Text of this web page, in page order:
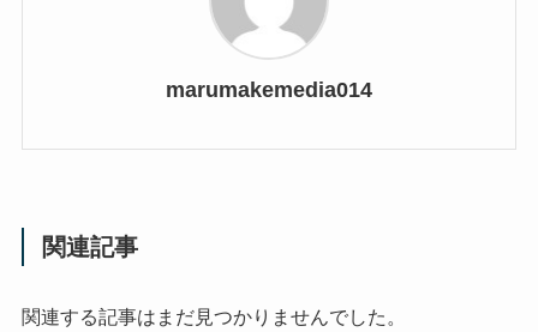
marumakemedia014
関連記事
関連する記事はまだ見つかりませんでした。